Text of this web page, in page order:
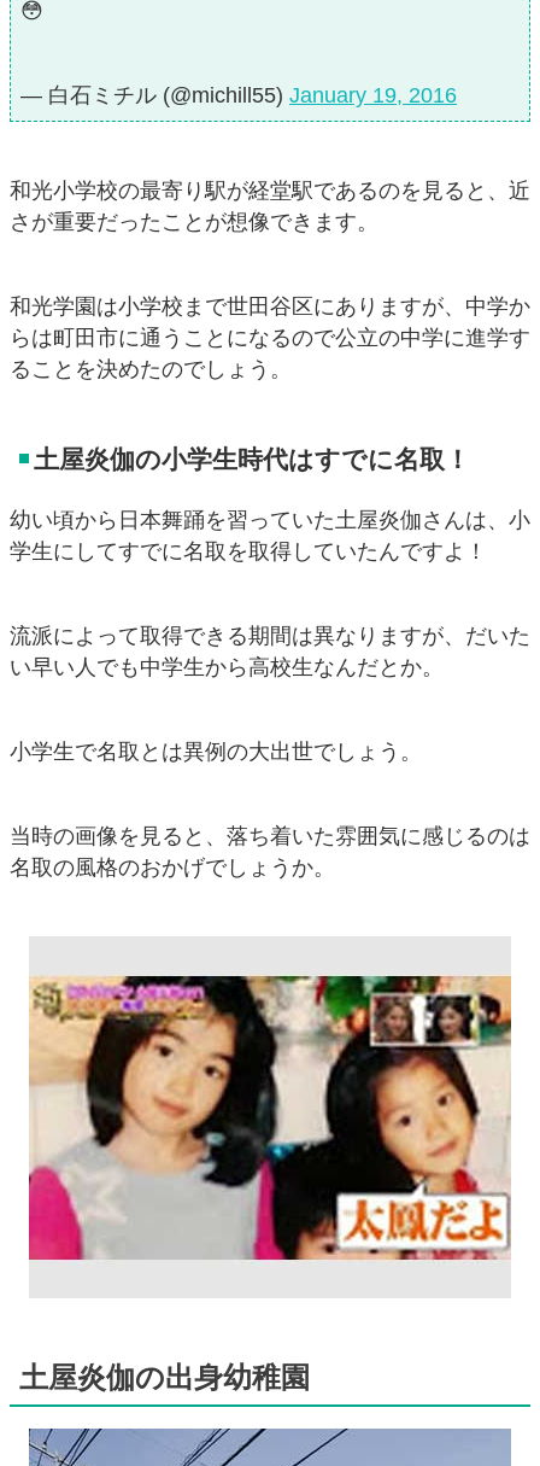
😳
— 白石ミチル (@michill55) January 19, 2016
和光小学校の最寄り駅が経堂駅であるのを見ると、近
さが重要だったことが想像できます。
和光学園は小学校まで世田谷区にありますが、中学か
らは町田市に通うことになるので公立の中学に進学す
ることを決めたのでしょう。
土屋炎伽の小学生時代はすでに名取！
幼い頃から日本舞踊を習っていた土屋炎伽さんは、小
学生にしてすでに名取を取得していたんですよ！
流派によって取得できる期間は異なりますが、だいた
い早い人でも中学生から高校生なんだとか。
小学生で名取とは異例の大出世でしょう。
当時の画像を見ると、落ち着いた雰囲気に感じるのは
名取の風格のおかげでしょうか。
土屋炎伽の出身幼稚園